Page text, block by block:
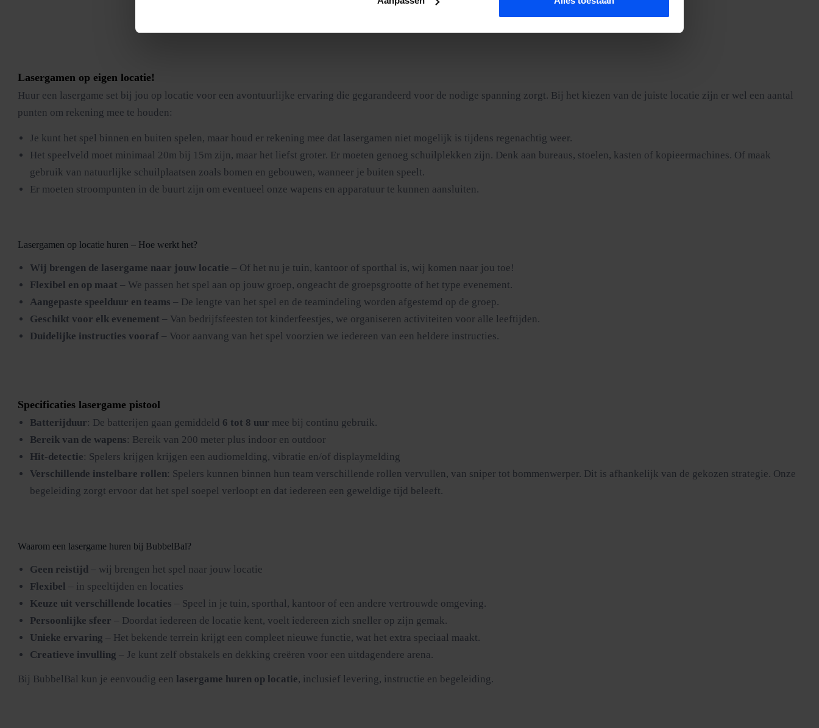
Lasergamen op eigen locatie!
Huur een lasergame set bij jou op locatie voor een avontuurlijke ervaring die gegarandeerd voor de nodige spanning zorgt. Bij het kiezen van de juiste locatie zijn er wel een aantal
punten om rekening mee te houden:
Je kunt het spel binnen en buiten spelen, maar houd er rekening mee dat lasergamen niet mogelijk is tijdens regenachtig weer.
Het speelveld moet minimaal 20m bij 15m zijn, maar het liefst groter. Er moeten genoeg schuilplekken zijn. Denk aan bureaus, stoelen, kasten of kopieermachines. Of maak
gebruik van natuurlijke schuilplaatsen zoals bomen en gebouwen, wanneer je buiten speelt.
Er moeten stroompunten in de buurt zijn om eventueel onze wapens en apparatuur te kunnen aansluiten.
Lasergamen op locatie huren – Hoe werkt het?
Wij brengen de lasergame naar jouw locatie – Of het nu je tuin, kantoor of sporthal is, wij komen naar jou toe!
Flexibel en op maat – We passen het spel aan op jouw groep, ongeacht de groepsgrootte of het type evenement.
Aangepaste speelduur en teams – De lengte van het spel en de teamindeling worden afgestemd op de groep.
Geschikt voor elk evenement – Van bedrijfsfeesten tot kinderfeestjes, we organiseren activiteiten voor alle leeftijden.
Duidelijke instructies vooraf– Voor aanvang van het spel voorzien we iedereen van een heldere instructies.
Specificaties lasergame pistool
Batterijduur: De batterijen gaan gemiddeld 6 tot 8 uur mee bij continu gebruik.
Bereik van de wapens: Bereik van 200 meter plus indoor en outdoor
Hit-detectie: Spelers krijgen krijgen een audiomelding, vibratie en/of displaymelding
Verschillende instelbare rollen: Spelers kunnen binnen hun team verschillende rollen vervullen, van sniper tot bommenwerper. Dit is afhankelijk van de gekozen strategie. Onze
begeleiding zorgt ervoor dat het spel soepel verloopt en dat iedereen een geweldige tijd beleeft.
Waarom een lasergame huren bij BubbelBal?
Geen reistijd – wij brengen het spel naar jouw locatie
Flexibel – in speeltijden en locaties
Keuze uit verschillende locaties – Speel in je tuin, sporthal, kantoor of een andere vertrouwde omgeving.
Persoonlijke sfeer – Doordat iedereen de locatie kent, voelt iedereen zich sneller op zijn gemak.
Unieke ervaring – Het bekende terrein krijgt een compleet nieuwe functie, wat het extra speciaal maakt.
Creatieve invulling – Je kunt zelf obstakels en dekking creëren voor een uitdagendere arena.
Bij BubbelBal kun je eenvoudig een lasergame huren op locatie, inclusief levering, instructie en begeleiding.